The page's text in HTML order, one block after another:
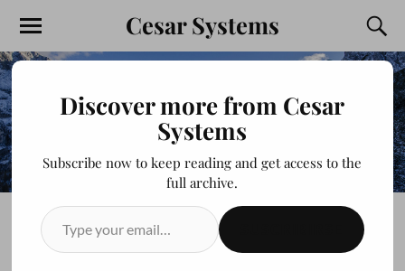
Cesar Systems
MINECRAFT CHOLO #1
Discover more from Cesar
Systems
Subscribe now to keep reading and get access to the
full archive.